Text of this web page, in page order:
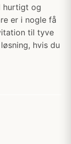
hurtigt og
er i nogle få
til tyve
hvis du